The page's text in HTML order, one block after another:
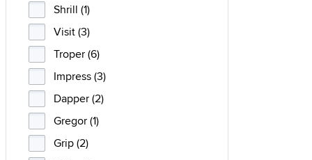
Shrill (1)
Visit (3)
Troper (6)
Impress (3)
Dapper (2)
Gregor (1)
Grip (2)